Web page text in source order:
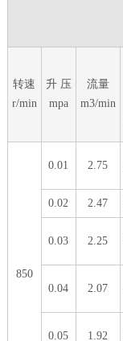
转速
r/min
升 压
mpa
流量
m3/min
850
0.01 2.75
0.02 2.47
0.03 2.25
0.04 2.07
0.05 1.92